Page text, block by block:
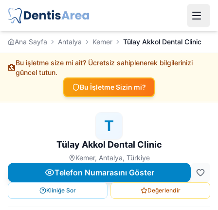
Ana Sayfa Antalya Kemer Tülay Akkol Dental Clinic
🏥
Bu işletme size mi ait? Ücretsiz sahiplenerek bilgilerinizi
güncel tutun.
Bu İşletme Sizin mi?
T
Tülay Akkol Dental Clinic
Kemer, Antalya, Türkiye
Telefon Numarasını Göster
Kliniğe Sor Değerlendir